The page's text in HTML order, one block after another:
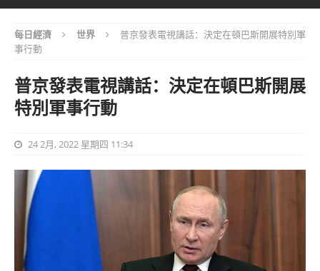
每日經濟 世界
普京發表電視講話：決定在頓巴斯開展特別軍
事行動
普京發表電視講話：決定在頓巴斯開展
特別軍事行動
24 2月, 2022 星期四 11:34